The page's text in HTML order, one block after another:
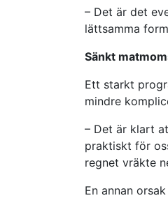
– Det är det
lättsamma
Sänkt
Ett starkt
mindre
– Det är klart
praktiskt för
regnet vräkte
En annan